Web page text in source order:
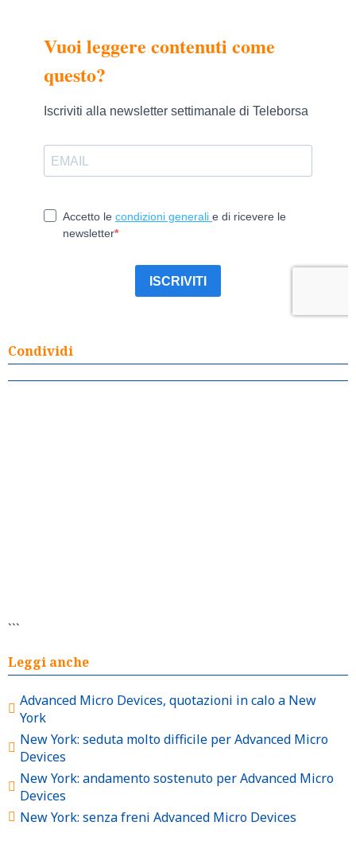
Condividi
```
Leggi anche
Advanced Micro Devices, quotazioni in calo a New
York
New York: seduta molto difficile per Advanced Micro
Devices
New York: andamento sostenuto per Advanced Micro
Devices
New York: senza freni Advanced Micro Devices